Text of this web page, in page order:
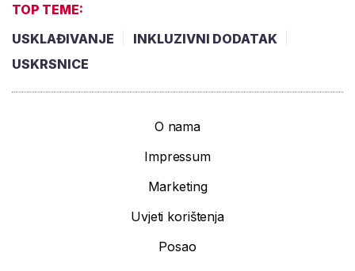
TOP TEME:
USKLAĐIVANJE
INKLUZIVNI DODATAK
USKRSNICE
O nama
Impressum
Marketing
Uvjeti korištenja
Posao